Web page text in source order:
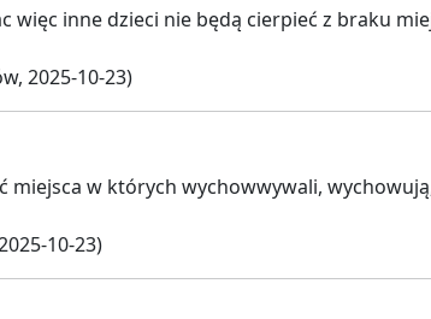
więc inne dzieci nie będą cierpieć z braku
2025-10-23)
miejsca w których wychowwywali,
10-23)